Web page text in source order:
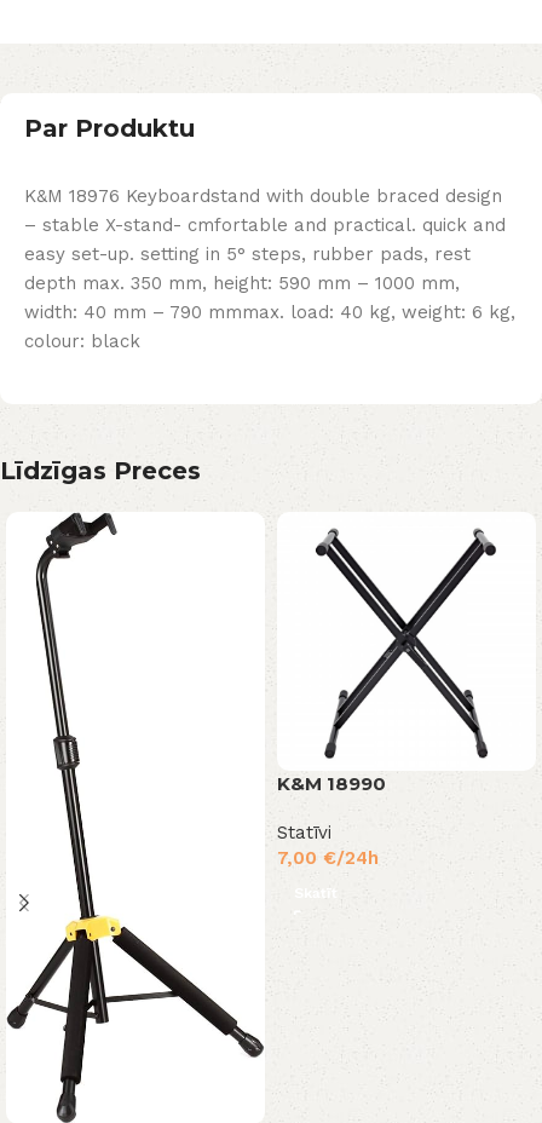
Par Produktu
K&M 18976 Keyboardstand with double braced design
– stable X-stand- cmfortable and practical. quick and
easy set-up. setting in 5° steps, rubber pads, rest
depth max. 350 mm, height: 590 mm – 1000 mm,
width: 40 mm – 790 mmmax. load: 40 kg, weight: 6 kg,
colour: black
Līdzīgas Preces
K&M 18990
Statīvi
7,00 €/24h
Skatīt